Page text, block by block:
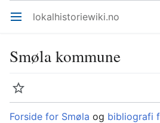
Åpne hovedmenyen lokalhistoriewiki.no
Smøla kommune
Overvåk
Forside for Smøla og bibliografi